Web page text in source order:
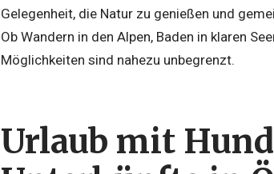
Gelegenheit, die Natur zu genießen und
Ob Wandern in den Alpen, Baden in klaren
Möglichkeiten sind nahezu unbegrenzt.
Urlaub mit